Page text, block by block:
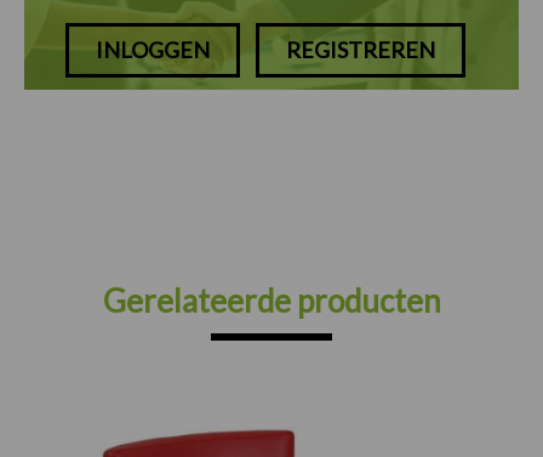
INLOGGEN REGISTREREN
Gerelateerde producten